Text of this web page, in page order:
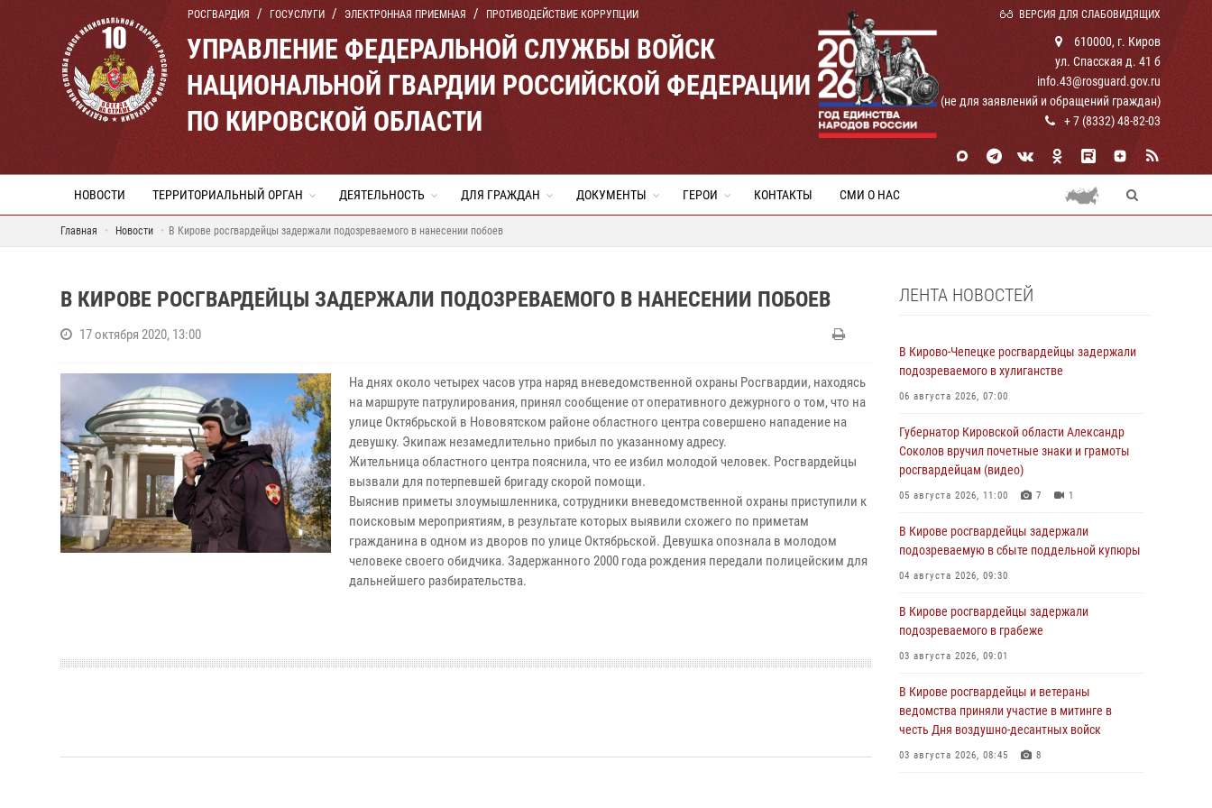
РОСГВАРДИЯ ГОСУСЛУГИ ЭЛЕКТРОННАЯ ПРИЕМНАЯ ПРОТИВОДЕЙСТВИЕ КОРРУПЦИИ ВЕРСИЯ ДЛЯ СЛАБОВИДЯЩИХ
УПРАВЛЕНИЕ ФЕДЕРАЛЬНОЙ СЛУЖБЫ ВОЙСК
НАЦИОНАЛЬНОЙ ГВАРДИИ РОССИЙСКОЙ ФЕДЕРАЦИИ
ПО КИРОВСКОЙ ОБЛАСТИ
610000, г. Киров
ул. Спасская д. 41 б
info.43@rosguard.gov.ru
(не для заявлений и обращений граждан)
+ 7 (8332) 48-82-03
НОВОСТИ ТЕРРИТОРИАЛЬНЫЙ ОРГАН ДЕЯТЕЛЬНОСТЬ ДЛЯ ГРАЖДАН ДОКУМЕНТЫ ГЕРОИ КОНТАКТЫ СМИ О НАС
Главная Новости В Кирове росгвардейцы задержали подозреваемого в нанесении побоев
В КИРОВЕ РОСГВАРДЕЙЦЫ ЗАДЕРЖАЛИ ПОДОЗРЕВАЕМОГО В НАНЕСЕНИИ ПОБОЕВ
17 октября 2020, 13:00
На днях около четырех часов утра наряд вневедомственной охраны Росгвардии, находясь
на маршруте патрулирования, принял сообщение от оперативного дежурного о том, что на
улице Октябрьской в Нововятском районе областного центра совершено нападение на
девушку. Экипаж незамедлительно прибыл по указанному адресу.
Жительница областного центра пояснила, что ее избил молодой человек. Росгвардейцы
вызвали для потерпевшей бригаду скорой помощи.
Выяснив приметы злоумышленника, сотрудники вневедомственной охраны приступили к
поисковым мероприятиям, в результате которых выявили схожего по приметам
гражданина в одном из дворов по улице Октябрьской. Девушка опознала в молодом
человеке своего обидчика. Задержанного 2000 года рождения передали полицейским для
дальнейшего разбирательства.
ЛЕНТА НОВОСТЕЙ
В Кирово-Чепецке росгвардейцы задержали
подозреваемого в хулиганстве
06 августа 2026, 07:00
Губернатор Кировской области Александр
Соколов вручил почетные знаки и грамоты
росгвардейцам (видео)
05 августа 2026, 11:00 7 1
В Кирове росгвардейцы задержали
подозреваемую в сбыте поддельной купюры
04 августа 2026, 09:30
В Кирове росгвардейцы задержали
подозреваемого в грабеже
03 августа 2026, 09:01
В Кирове росгвардейцы и ветераны
ведомства приняли участие в митинге в
честь Дня воздушно-десантных войск
03 августа 2026, 08:45 8